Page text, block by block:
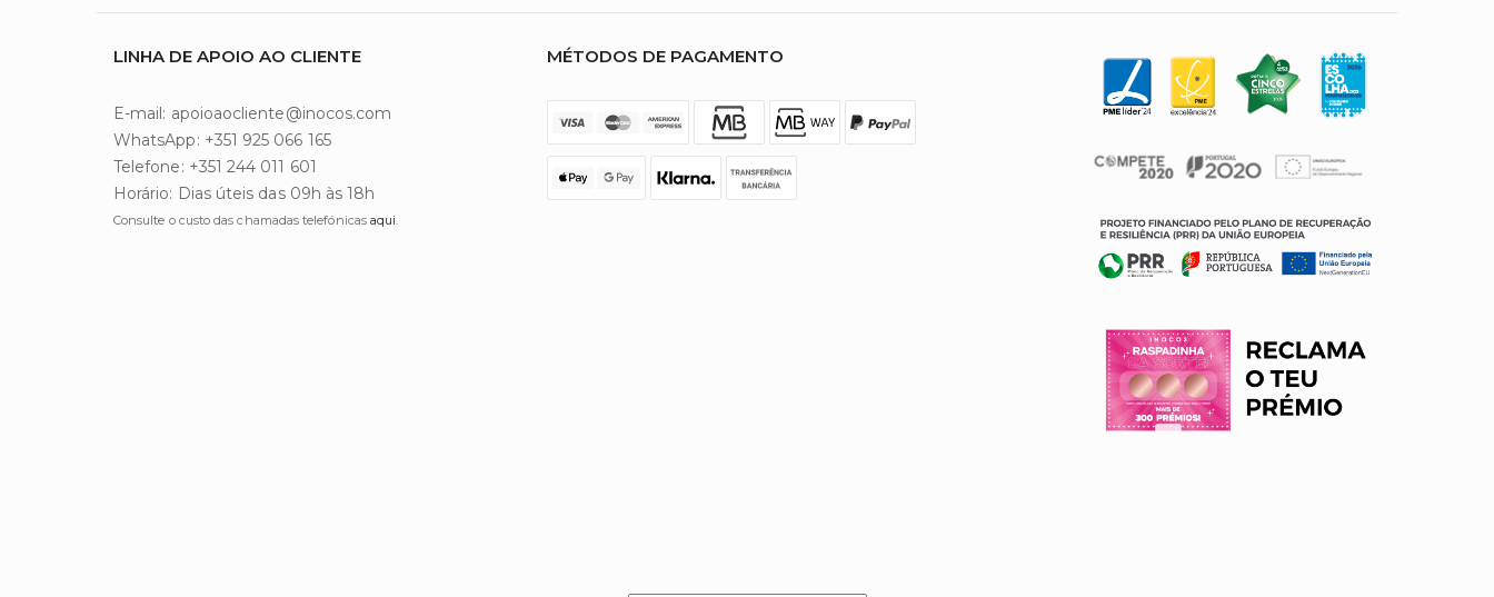
LINHA DE APOIO AO CLIENTE
E-mail: apoioaocliente@inocos.com
WhatsApp: +351 925 066 165
Telefone: +351 244 011 601
Horário: Dias úteis das 09h às 18h
Consulte o custo das chamadas telefónicas aqui.
MÉTODOS DE PAGAMENTO